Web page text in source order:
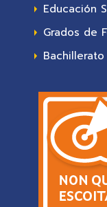
Educación
Grados de
Bachillerato